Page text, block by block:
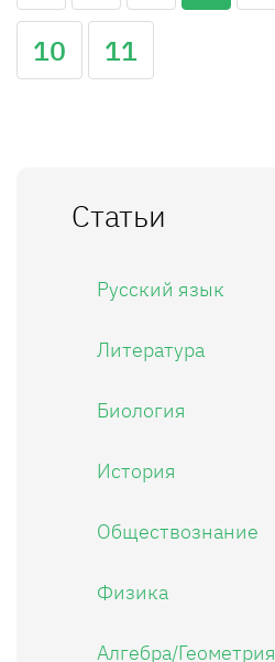
10
11
Статьи
Русский язык
Литература
Биология
История
Обществознание
Физика
Алгебра/Геометрия